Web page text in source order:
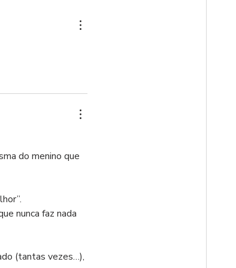
do menino que
nunca faz nada
(tantas vezes…),